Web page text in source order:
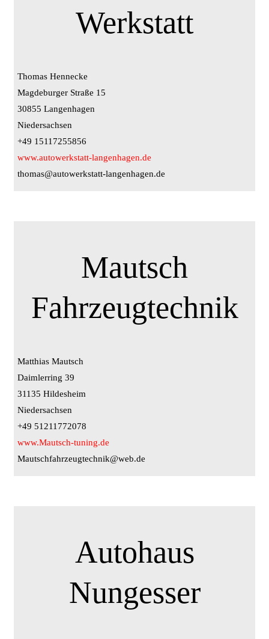
Werkstatt
Thomas Hennecke
Magdeburger Straße 15
30855 Langenhagen
Niedersachsen
+49 15117255856
www.autowerkstatt-langenhagen.de
thomas@autowerkstatt-langenhagen.de
Mautsch
Fahrzeugtechnik
Matthias Mautsch
Daimlerring 39
31135 Hildesheim
Niedersachsen
+49 51211772078
www.Mautsch-tuning.de
Mautschfahrzeugtechnik@web.de
Autohaus
Nungesser